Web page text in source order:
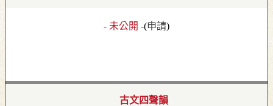
- 未公開 -(申請)
古文四聲韻